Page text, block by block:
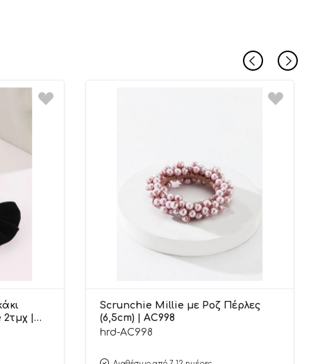
|
Scrunchie Millie με Ροζ Πέρλες
(6,5cm) | AC998
hrd-AC998